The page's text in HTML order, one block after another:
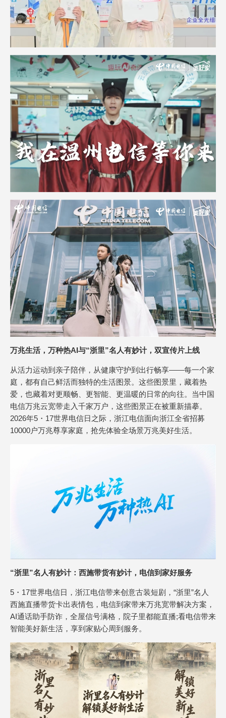
万兆生活，万种热AI与“浙里”名人有妙计，双宣传片上线
从活力运动到亲子陪伴，从健康守护到出行畅享——每一个家
庭，都有自己鲜活而独特的生活图景。这些图景里，藏着热
爱，也藏着对更顺畅、更智能、更温暖的日常的向往。当中国
电信万兆云宽带走入千家万户，这些图景正在被重新描摹。
2026年5・17世界电信日之际，浙江电信面向浙江全省招募
10000户万兆尊享家庭，抢先体验全场景万兆美好生活。
“浙里”名人有妙计：西施带货有妙计，电信到家好服务
5・17世界电信日，浙江电信带来创意古装短剧，“浙里”名人
西施直播带货卡出表情包，电信到家带来万兆宽带解决方案，
AI通话助手防诈，全屋信号满格，院子里都能直播;看电信带来
智能美好新生活，享到家贴心周到服务。